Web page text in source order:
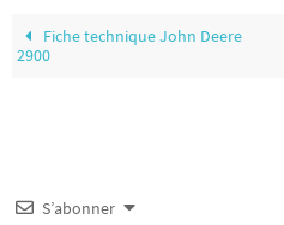
Fiche technique John Deere
2900
S’abonner